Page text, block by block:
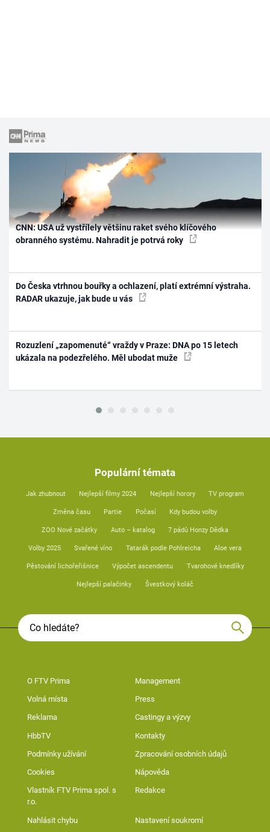
CNN: USA už vystřílely většinu raket svého klíčového
obranného systému. Nahradit je potrvá roky
Do Česka vtrhnou bouřky a ochlazení, platí extrémní výstraha.
RADAR ukazuje, jak bude u vás
Rozuzlení „zapomenuté“ vraždy v Praze: DNA po 15 letech
ukázala na podezřelého. Měl ubodat muže
Populární témata
Jak zhubnout Nejlepší filmy 2024 Nejlepší horory TV program
Změna času Partie Počasí Kdy budou volby
ZOO Nové začátky Auto – katalog 7 pádů Honzy Dědka
Volby 2025 Svařené víno Tatarák podle Pohlreicha Aloe vera
Pěstování lichořeřišnice Výpočet ascendentu Tvarohové knedlíky
Nejlepší palačinky Švestkový koláč
O FTV Prima Management
Volná místa Press
Reklama Castingy a výzvy
HbbTV Kontakty
Podmínky užívání Zpracování osobních údajů
Cookies Nápověda
Vlastník FTV Prima spol. s
r.o.
Redakce
Nahlásit chybu Nastavení soukromí